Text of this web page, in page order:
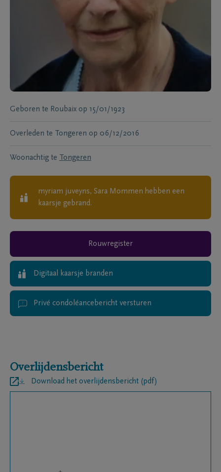
Geboren te Roubaix op 15/01/1923
Overleden te Tongeren op 06/12/2016
Woonachtig te Tongeren
myriam juveyns, Sara Mommen hebben een
kaarsje gebrand.
Rouwregister
Digitaal kaarsje branden
Privé condoléancebericht versturen
Overlijdensbericht
Download het overlijdensbericht (pdf)